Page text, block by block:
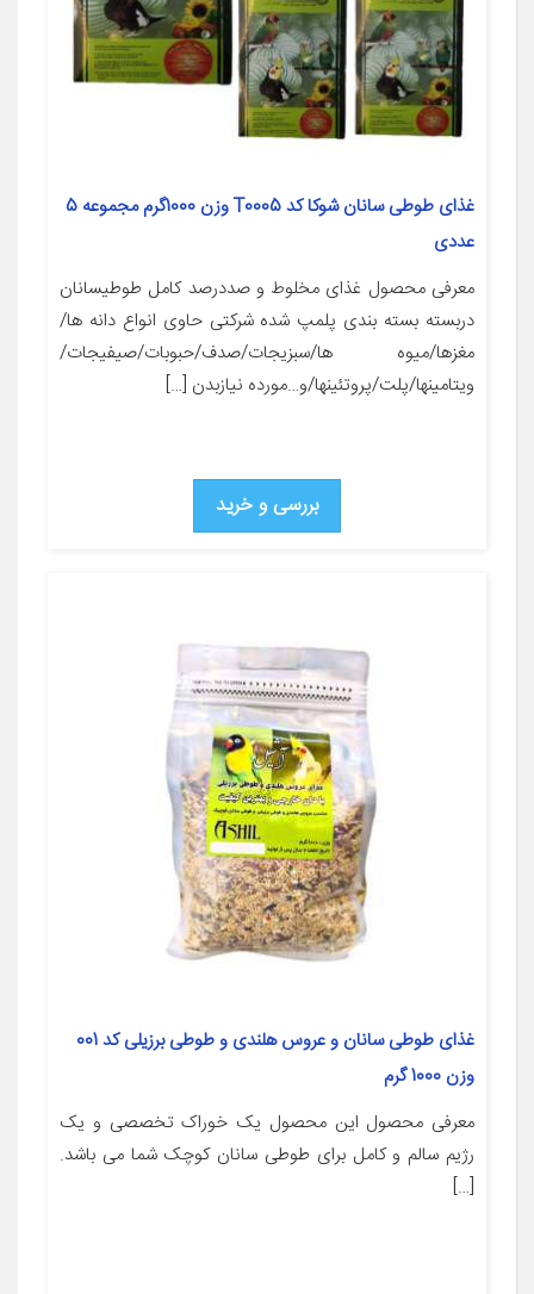
غذای طوطی سانان شوکا کد T0005 وزن 1000گرم مجموعه 5
عددی
معرفی محصول غذای مخلوط و صددرصد کامل طوطیسانان
دربسته بسته بندی پلمپ شده شرکتی حاوی انواع دانه ها/
مغزها/میوه ها/سبزیجات/صدف/حبوبات/صیفیجات/
ویتامینها/پلت/پروتئینها/و…مورده نیازبدن […]
بررسی و خرید
غذای طوطی سانان و عروس هلندی و طوطی برزیلی کد 001
وزن 1000 گرم
معرفی محصول این محصول یک خوراک تخصصی و یک
رژیم سالم و کامل برای طوطی سانان کوچک شما می باشد.
[…]